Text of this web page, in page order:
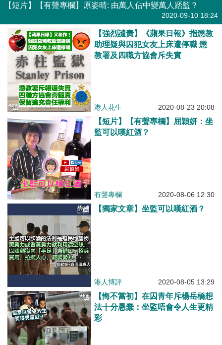
【短片】【有聲專欄】原姿晴: 由萬人佔中變萬人踎監？
2020-09-10 18:24
【強烈譴責】《蘋果日報》指懲教
助理疑與囚犯女友上床遭停職 懲
教署及四職方協會斥失實
港人花生 2020-08-23 20:08
【短片】【有聲專欄】屈穎妍：坐
監可以嘆紅酒？
有聲專欄 2020-08-06 12:30
【獨家文章】坐監可以嘆紅酒？
港人博評 2020-08-05 13:29
【悔不當初】在囚青年斥楊岳橋想
法十分愚蠢：坐監唔會令人生更精
彩